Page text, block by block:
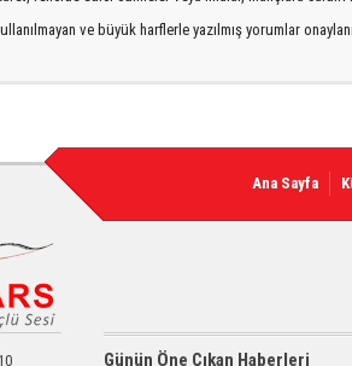
ve büyük harflerle yazılmış yorumlar
Ana Sayfa
Günün Öne Çıkan Haberleri